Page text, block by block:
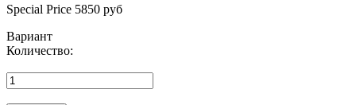
Special Price 5850 руб
Вариант
Количество: